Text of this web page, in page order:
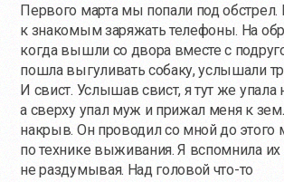
Первого марта мы попали под обстрел.
к знакомым заряжать телефоны. На
когда вышли со двора вместе с
пошла выгуливать собаку, услышали
И свист. Услышав свист, я тут же упала
а сверху упал муж и прижал меня к
накрыв. Он проводил со мной до этого
по технике выживания. Я вспомнила их
не раздумывая. Над головой что-то